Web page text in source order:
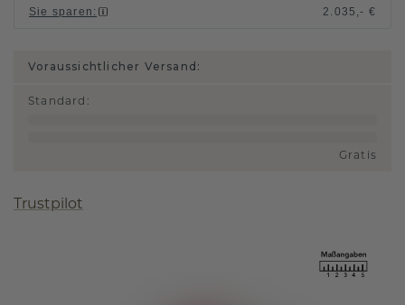
Sie sparen : 2.035,- €
Voraussichtlicher Versand:
Standard :
Gratis
Trustpilot